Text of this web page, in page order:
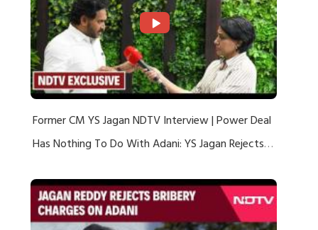
Former CM YS Jagan NDTV Interview | Power Deal
Has Nothing To Do With Adani: YS Jagan Rejects